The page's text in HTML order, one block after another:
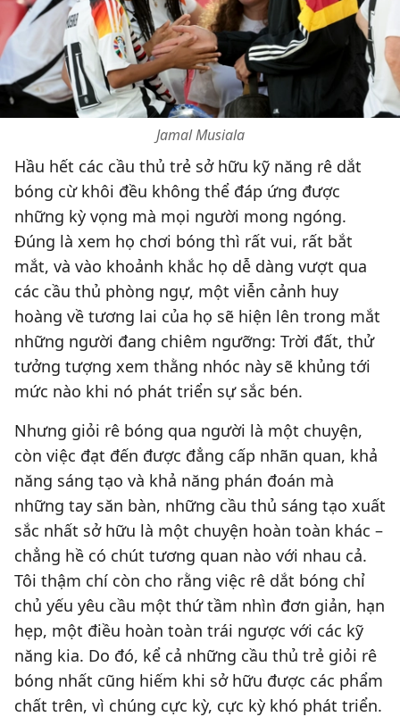
Jamal Musiala
Hầu hết các cầu thủ trẻ sở hữu kỹ năng rê dắt
bóng cừ khôi đều không thể đáp ứng được
những kỳ vọng mà mọi người mong ngóng.
Đúng là xem họ chơi bóng thì rất vui, rất bắt
mắt, và vào khoảnh khắc họ dễ dàng vượt qua
các cầu thủ phòng ngự, một viễn cảnh huy
hoàng về tương lai của họ sẽ hiện lên trong mắt
những người đang chiêm ngưỡng: Trời đất, thử
tưởng tượng xem thằng nhóc này sẽ khủng tới
mức nào khi nó phát triển sự sắc bén.
Nhưng giỏi rê bóng qua người là một chuyện,
còn việc đạt đến được đẳng cấp nhãn quan, khả
năng sáng tạo và khả năng phán đoán mà
những tay săn bàn, những cầu thủ sáng tạo xuất
sắc nhất sở hữu là một chuyện hoàn toàn khác –
chẳng hề có chút tương quan nào với nhau cả.
Tôi thậm chí còn cho rằng việc rê dắt bóng chỉ
chủ yếu yêu cầu một thứ tầm nhìn đơn giản, hạn
hẹp, một điều hoàn toàn trái ngược với các kỹ
năng kia. Do đó, kể cả những cầu thủ trẻ giỏi rê
bóng nhất cũng hiếm khi sở hữu được các phẩm
chất trên, vì chúng cực kỳ, cực kỳ khó phát triển.